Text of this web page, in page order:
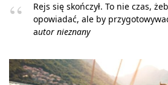
Rejs się skończył. To nie czas,
opowiadać, ale by
autor nieznany